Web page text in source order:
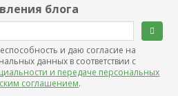
блога
и даю согласие на
данных в соответствии с
и передаче персональных
соглашением.